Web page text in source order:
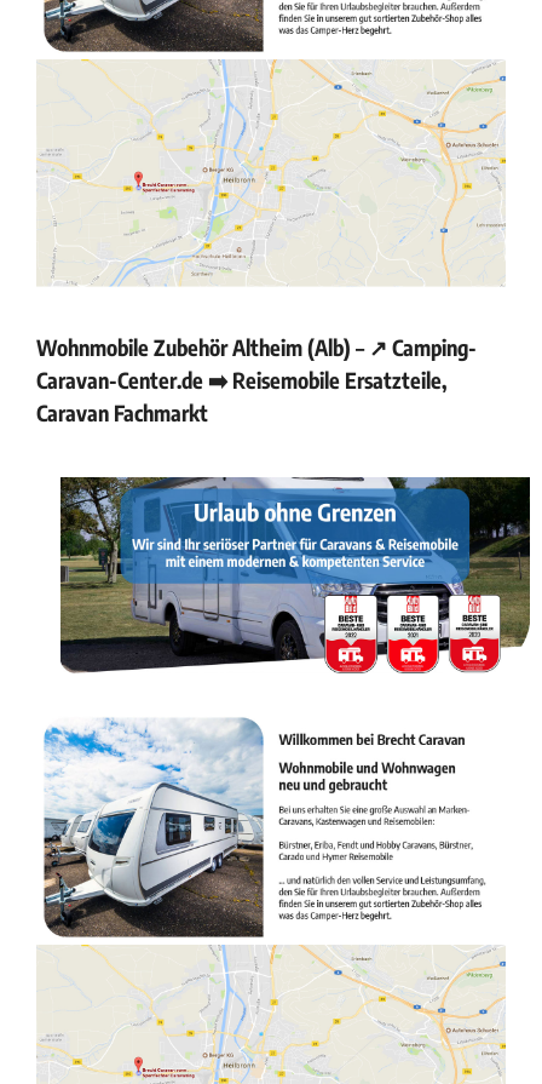
Wohnmobile Zubehör Altheim (Alb) – ↗️ Camping-
Caravan-Center.de ➡️ Reisemobile Ersatzteile,
Caravan Fachmarkt